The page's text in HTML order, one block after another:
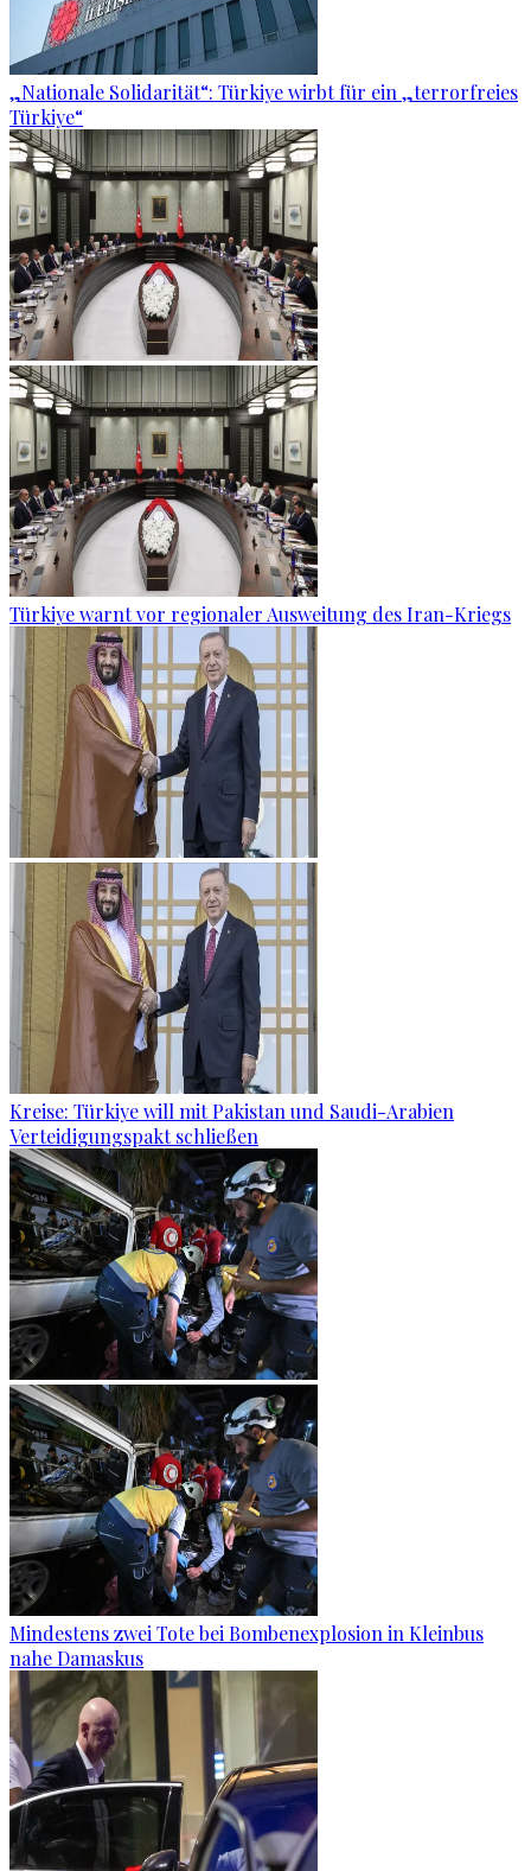
„Nationale Solidarität“: Türkiye wirbt für ein „terrorfreies
Türkiye“
Türkiye warnt vor regionaler Ausweitung des Iran-Kriegs
Kreise: Türkiye will mit Pakistan und Saudi-Arabien
Verteidigungspakt schließen
Mindestens zwei Tote bei Bombenexplosion in Kleinbus
nahe Damaskus